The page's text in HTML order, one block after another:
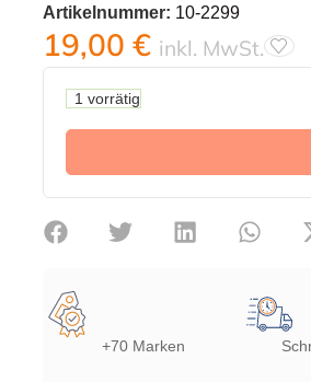
Artikelnummer: 10-2299
19,00 € inkl. MwSt.
1 vorrätig
+70 Marken